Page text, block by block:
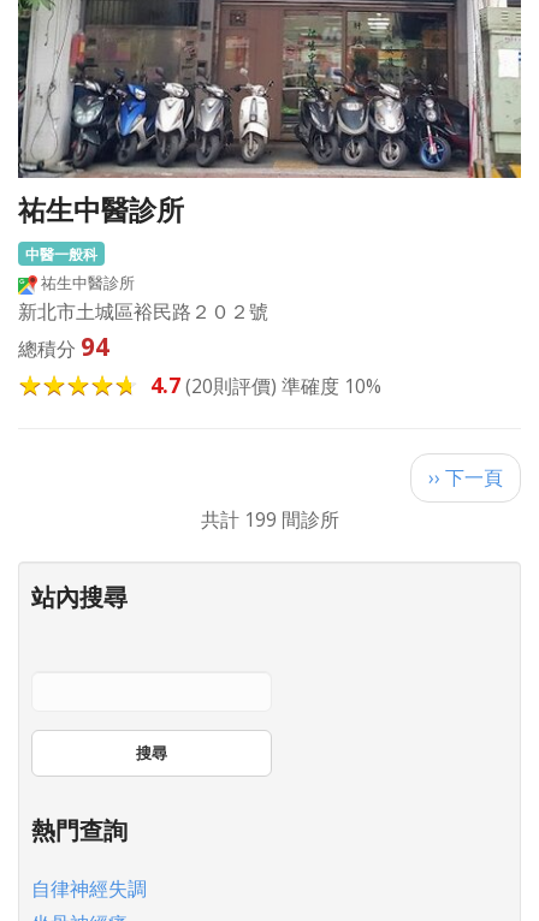
祐生中醫診所
中醫一般科
祐生中醫診所
新北市土城區裕民路２０２號
總積分 94
4.7(20則評價) 準確度 10%
下
一
›› 下一頁
共計 199 間診所
站內搜尋
搜尋
熱門查詢
自律神經失調